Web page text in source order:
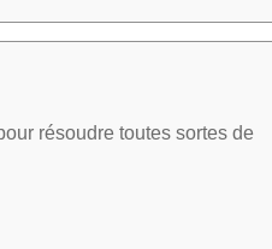
résoudre toutes sortes de